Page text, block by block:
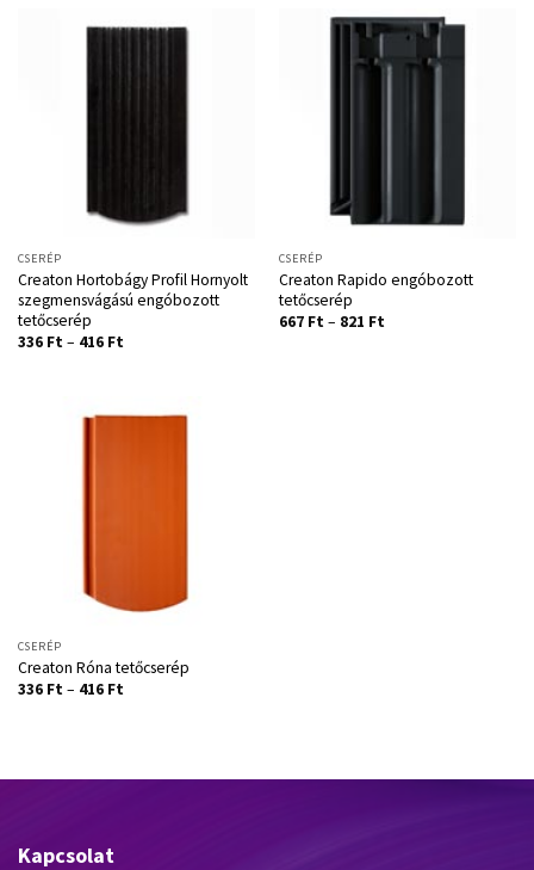
CSERÉP
Creaton Hortobágy Profil Hornyolt
szegmensvágású engóbozott
tetőcserép
336 Ft – 416 Ft
CSERÉP
Creaton Rapido engóbozott
tetőcserép
667 Ft – 821 Ft
CSERÉP
Creaton Róna tetőcserép
336 Ft – 416 Ft
Kapcsolat